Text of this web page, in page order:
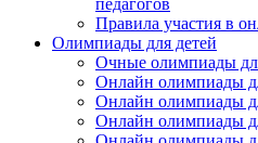
педагогов
Правила участия в
Олимпиады для детей
Очные олимпиады
Онлайн олимпиады
Онлайн олимпиады
Онлайн олимпиады